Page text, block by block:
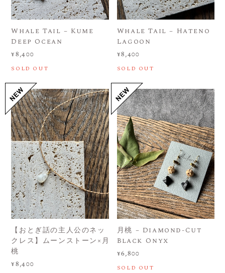
Whale Tail – Kume
Deep Ocean
¥8,400
SOLD OUT
Whale Tail – Hateno
Lagoon
¥8,400
SOLD OUT
【おとぎ話の主人公のネッ
クレス】ムーンストーン×月
桃
¥8,400
月桃 – Diamond-Cut
Black Onyx
¥6,800
SOLD OUT